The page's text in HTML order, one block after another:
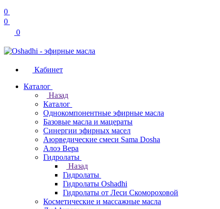
0
0
0
Кабинет
Каталог
Назад
Каталог
Однокомпонентные эфирные масла
Базовые масла и мацераты
Синергии эфирных масел
Аюрведические смеси Sama Dosha
Алоэ Вера
Гидролаты
Назад
Гидролаты
Гидролаты Oshadhi
Гидролаты от Леси Скомороховой
Косметические и массажные масла